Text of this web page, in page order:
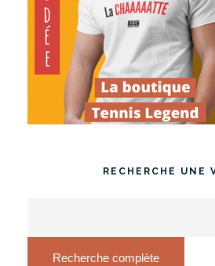
RECHERCHE UNE
Recherche complète